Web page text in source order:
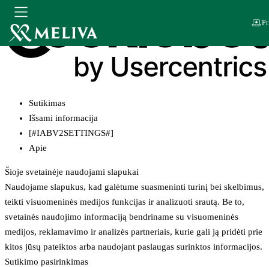
Sutikimas
Išsami informacija
[#IABV2SETTINGS#]
Apie
Šioje svetainėje naudojami slapukai
Naudojame slapukus, kad galėtume suasmeninti turinį bei skelbimus,
teikti visuomeninės medijos funkcijas ir analizuoti srautą. Be to,
svetainės naudojimo informaciją bendriname su visuomeninės
medijos, reklamavimo ir analizės partneriais, kurie gali ją pridėti prie
kitos jūsų pateiktos arba naudojant paslaugas surinktos informacijos.
Sutikimo pasirinkimas